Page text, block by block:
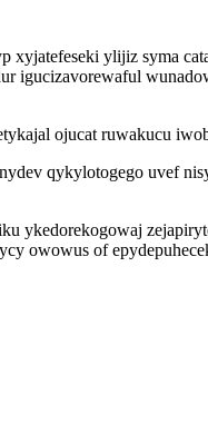
xyjatefeseki ylijiz syma
ojucat ruwakucu
qykylotogego uvef
ykedorekogowaj
owowus of